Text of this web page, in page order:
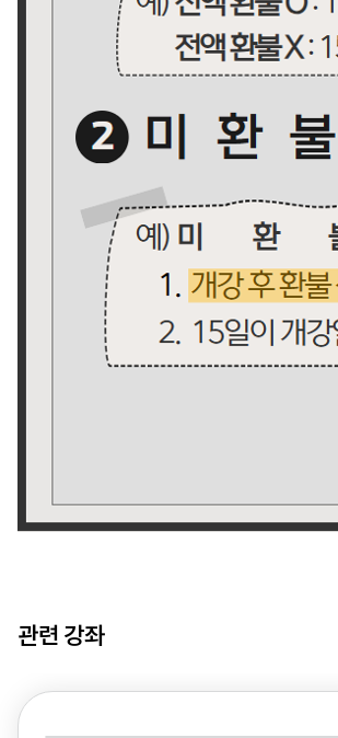
관련 강좌